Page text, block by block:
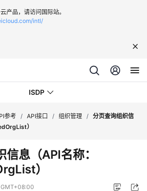
产品，请访问国际站。
intl/
ISDP
参考 / API接口 / 组织管理 / 分页查询组织信
）
信息（API名称：
）